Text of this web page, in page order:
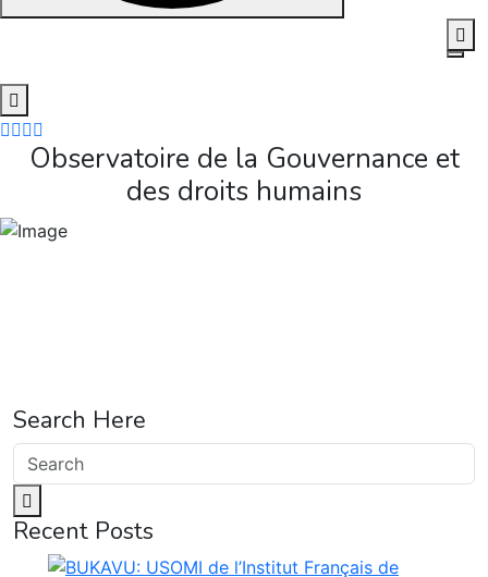
content
Observatoire de la Gouvernance et
des droits humains
Search Here
Recent Posts